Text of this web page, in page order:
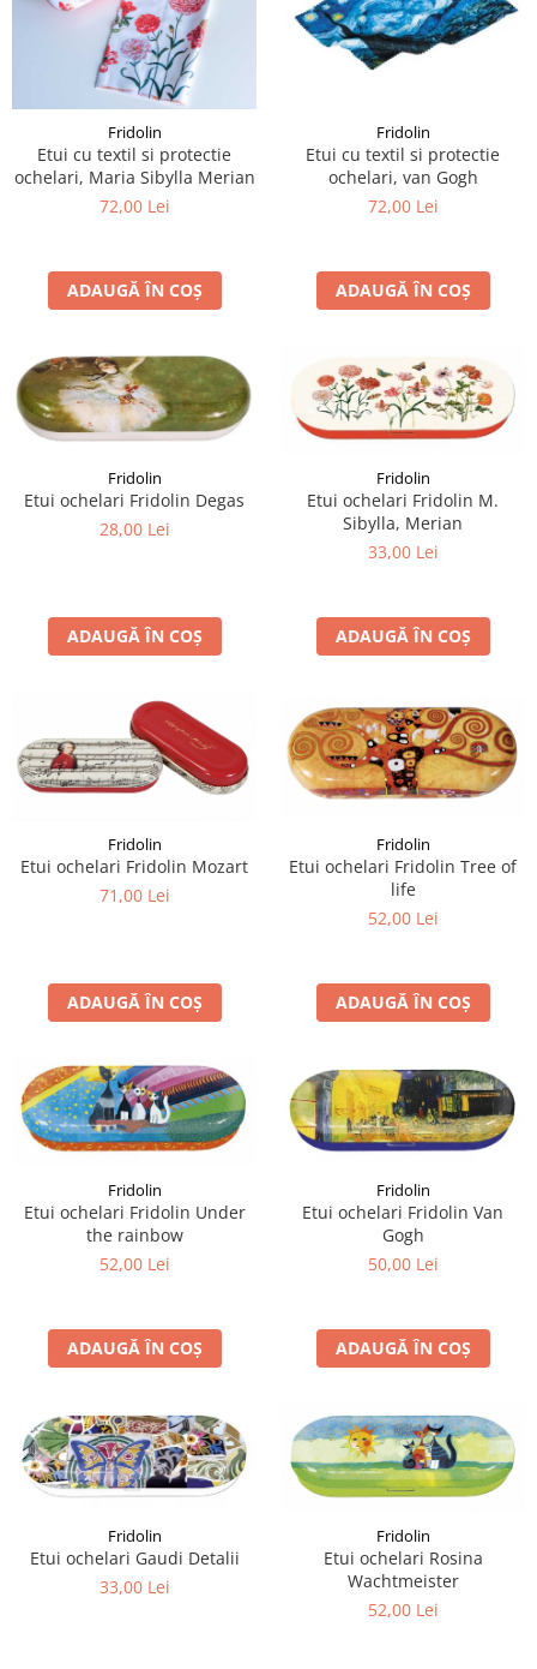
Fridolin
Etui cu textil si protectie
ochelari, Maria Sibylla Merian
72,00 Lei
ADAUGĂ ÎN COȘ
Fridolin
Etui cu textil si protectie
ochelari, van Gogh
72,00 Lei
ADAUGĂ ÎN COȘ
Fridolin
Etui ochelari Fridolin Degas
28,00 Lei
ADAUGĂ ÎN COȘ
Fridolin
Etui ochelari Fridolin M.
Sibylla, Merian
33,00 Lei
ADAUGĂ ÎN COȘ
Fridolin
Etui ochelari Fridolin Mozart
71,00 Lei
ADAUGĂ ÎN COȘ
Fridolin
Etui ochelari Fridolin Tree of
life
52,00 Lei
ADAUGĂ ÎN COȘ
Fridolin
Etui ochelari Fridolin Under
the rainbow
52,00 Lei
ADAUGĂ ÎN COȘ
Fridolin
Etui ochelari Fridolin Van
Gogh
50,00 Lei
ADAUGĂ ÎN COȘ
Fridolin
Etui ochelari Gaudi Detalii
33,00 Lei
Fridolin
Etui ochelari Rosina
Wachtmeister
52,00 Lei